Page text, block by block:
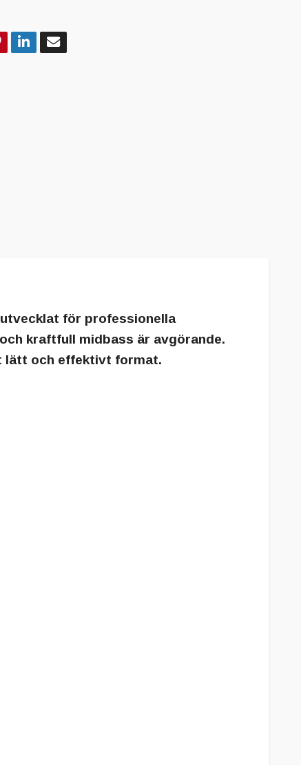
utvecklat för professionella
kraftfull midbass är avgörande.
lätt och effektivt format.